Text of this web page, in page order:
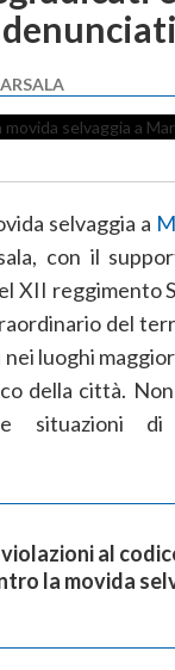
selvaggia a
con il
XII reggimento
del
luoghi
della città.
situazioni
al
la movida